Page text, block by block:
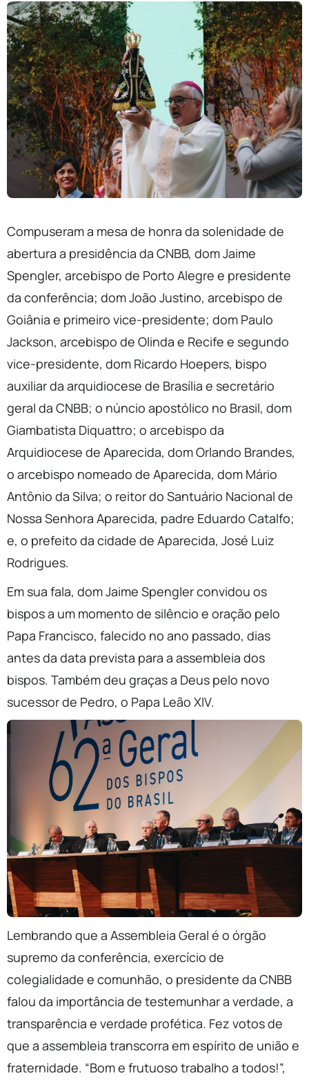
Compuseram a mesa de honra da solenidade de
abertura a presidência da CNBB, dom Jaime
Spengler, arcebispo de Porto Alegre e presidente
da conferência; dom João Justino, arcebispo de
Goiânia e primeiro vice-presidente; dom Paulo
Jackson, arcebispo de Olinda e Recife e segundo
vice-presidente, dom Ricardo Hoepers, bispo
auxiliar da arquidiocese de Brasília e secretário
geral da CNBB; o núncio apostólico no Brasil, dom
Giambatista Diquattro; o arcebispo da
Arquidiocese de Aparecida, dom Orlando Brandes,
o arcebispo nomeado de Aparecida, dom Mário
Antônio da Silva; o reitor do Santuário Nacional de
Nossa Senhora Aparecida, padre Eduardo Catalfo;
e, o prefeito da cidade de Aparecida, José Luiz
Rodrigues.
Em sua fala, dom Jaime Spengler convidou os
bispos a um momento de silêncio e oração pelo
Papa Francisco, falecido no ano passado, dias
antes da data prevista para a assembleia dos
bispos. Também deu graças a Deus pelo novo
sucessor de Pedro, o Papa Leão XIV.
Lembrando que a Assembleia Geral é o órgão
supremo da conferência, exercício de
colegialidade e comunhão, o presidente da CNBB
falou da importância de testemunhar a verdade, a
transparência e verdade profética. Fez votos de
que a assembleia transcorra em espírito de união e
fraternidade. “Bom e frutuoso trabalho a todos!”,